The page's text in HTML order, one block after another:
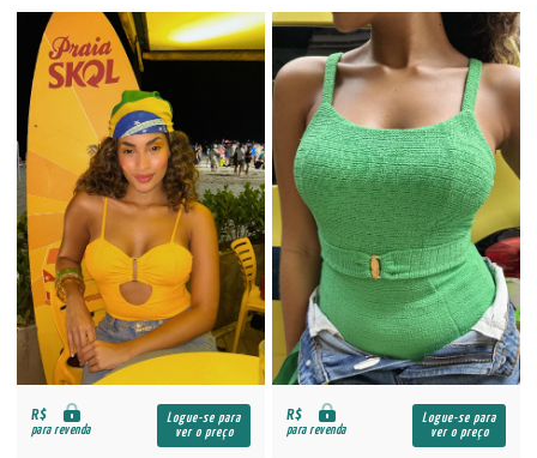
R$
para revenda
Logue-se para
ver o preço
R$
para revenda
Logue-se para
ver o preço